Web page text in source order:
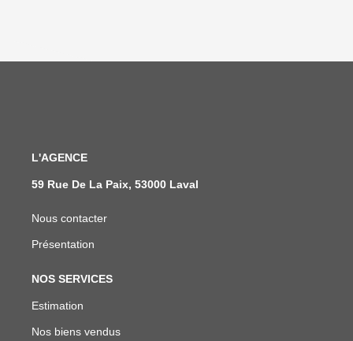
L'AGENCE
59 Rue De La Paix, 53000 Laval
Nous contacter
Présentation
NOS SERVICES
Estimation
Nos biens vendus